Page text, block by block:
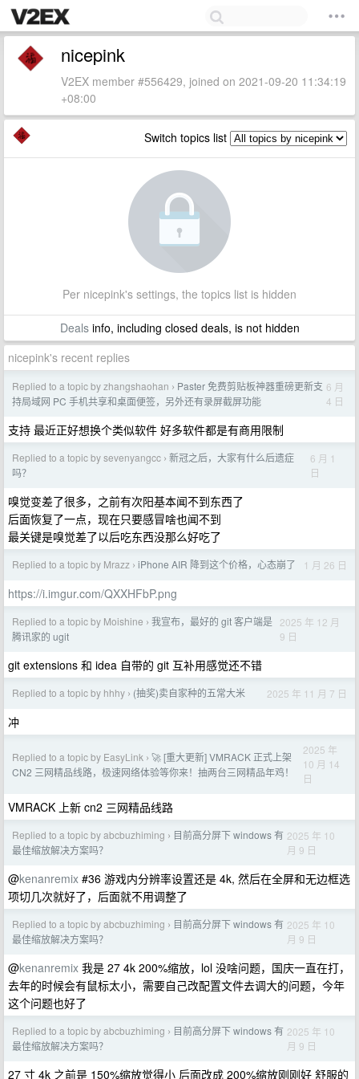
nicepink
V2EX member #556429, joined on 2021-09-20 11:34:19
+08:00
Switch topics list
Per nicepink's settings, the topics list is hidden
Dealsinfo, including closed deals, is not hidden
nicepink's recent replies
Replied to a topic by zhangshaohan › Paster 免费剪贴板神器重磅更新支
持局域网 PC 手机共享和桌面便签，另外还有录屏截屏功能
6 月
4 日
支持 最近正好想换个类似软件 好多软件都是有商用限制
Replied to a topic by sevenyangcc › 新冠之后，大家有什么后遗症
吗？
6 月 1
日
嗅觉变差了很多，之前有次阳基本闻不到东西了
后面恢复了一点，现在只要感冒啥也闻不到
最关键是嗅觉差了以后吃东西没那么好吃了
Replied to a topic by Mrazz › iPhone AIR 降到这个价格，心态崩了 1 月 26 日
https://i.imgur.com/QXXHFbP.png
Replied to a topic by Moishine › 我宣布，最好的 git 客户端是
腾讯家的 ugit
2025 年 12 月
9 日
git extensions 和 idea 自带的 git 互补用感觉还不错
Replied to a topic by hhhy › (抽奖)卖自家种的五常大米 2025 年 11 月 7 日
冲
Replied to a topic by EasyLink › 🚀 [重大更新] VMRACK 正式上架
CN2 三网精品线路，极速网络体验等你来！抽两台三网精品年鸡！
2025 年
10 月 14
日
VMRACK 上新 cn2 三网精品线路
Replied to a topic by abcbuzhiming › 目前高分屏下 windows 有
最佳缩放解决方案吗？
2025 年 10
月 9 日
@kenanremix #36 游戏内分辨率设置还是 4k, 然后在全屏和无边框选
项切几次就好了，后面就不用调整了
Replied to a topic by abcbuzhiming › 目前高分屏下 windows 有
最佳缩放解决方案吗？
2025 年 10
月 9 日
@kenanremix 我是 27 4k 200%缩放，lol 没啥问题，国庆一直在打，
去年的时候会有鼠标太小，需要自己改配置文件去调大的问题，今年
这个问题也好了
Replied to a topic by abcbuzhiming › 目前高分屏下 windows 有
最佳缩放解决方案吗？
2025 年 10
月 9 日
27 寸 4k 之前是 150%缩放觉得小 后面改成 200%缩放刚刚好 舒服的